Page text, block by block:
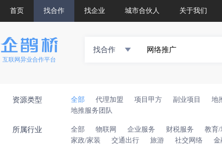
首页 找合作 找企业 城市合伙人 关于我们
互联网异业合作平台
找合作
资源类型 全部 代理加盟 项目甲方 副业项目
地
地推服务团队
所属行业 全部 物联网 企业服务 财税服务
教育/
家政/家装
交通出行 旅游 社交网络
金